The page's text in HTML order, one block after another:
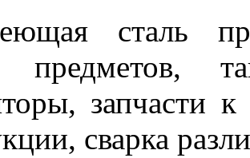
сталь
предметов,
запчасти
сварка